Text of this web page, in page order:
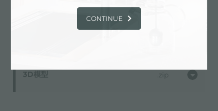
3D模型 zip
CONTINUE